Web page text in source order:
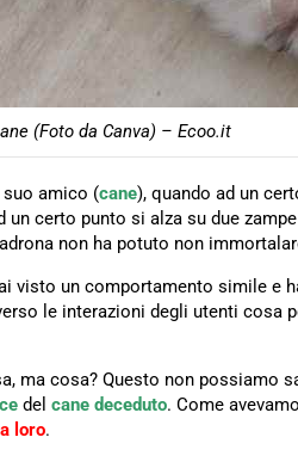
(Foto da Canva) – Ecoo.it
amico (cane), quando ad un
certo punto si alza su due
non ha potuto non
visto un comportamento simile e
le interazioni degli utenti cosa
ma cosa? Questo non possiamo
del cane deceduto. Come
loro.